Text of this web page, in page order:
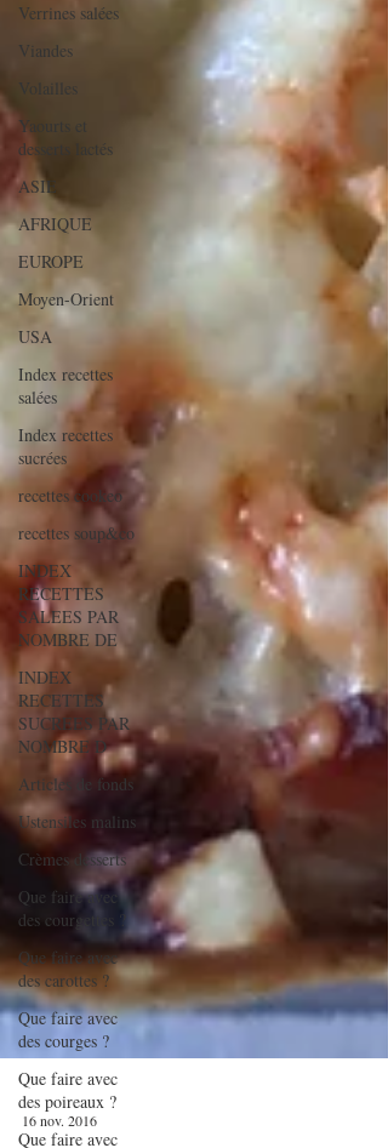
Verrines salées
Viandes
Volailles
Yaourts et
desserts lactés
ASIE
AFRIQUE
EUROPE
Moyen-Orient
USA
Index recettes
salées
Index recettes
sucrées
recettes cookeo
recettes soup&co
INDEX
RECETTES
SALEES PAR
NOMBRE DE
INDEX
RECETTES
SUCREES PAR
NOMBRE D
Articles de fonds
Ustensiles malins
Crèmes desserts
Que faire avec
des courgettes ?
Que faire avec
des carottes ?
Que faire avec
des courges ?
Que faire avec
des poireaux ?
Que faire avec